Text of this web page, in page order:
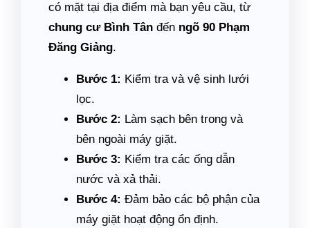
có mặt tại địa điểm mà bạn yêu cầu, từ
chung cư Bình Tân đến ngõ 90 Phạm
Đăng Giảng.
Bước 1: Kiểm tra và vệ sinh lưới
lọc.
Bước 2: Làm sạch bên trong và
bên ngoài máy giặt.
Bước 3: Kiểm tra các ống dẫn
nước và xả thải.
Bước 4: Đảm bảo các bộ phận của
máy giặt hoạt động ổn định.